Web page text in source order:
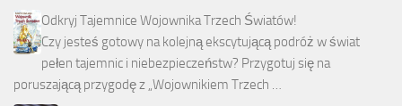
Odkryj Tajemnice Wojownika Trzech Światów!
Czy jesteś gotowy na kolejną ekscytującą podróż w świat
pełen tajemnic i niebezpieczeństw? Przygotuj się na
poruszającą przygodę z „Wojownikiem Trzech …